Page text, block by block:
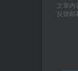
文章内
反馈邮